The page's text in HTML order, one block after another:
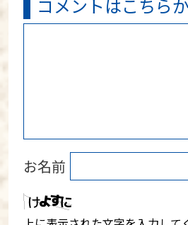
コメントはこちら
お名前